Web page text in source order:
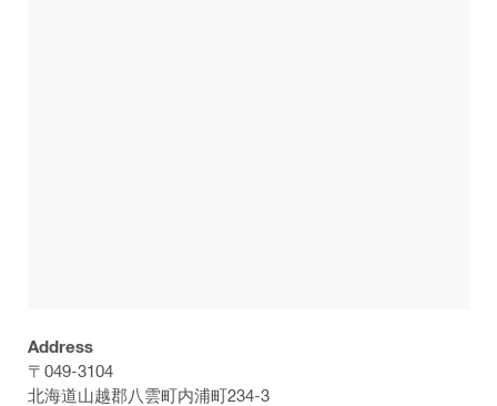
Address
〒049-3104
北海道山越郡八雲町内浦町234-3